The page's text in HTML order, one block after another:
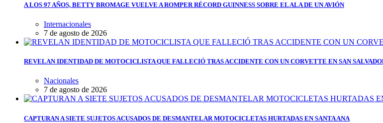
A LOS 97 AÑOS, BETTY BROMAGE VUELVE A ROMPER RÉCORD GUINNESS SOBRE EL ALA DE UN AVIÓN
Internacionales
7 de agosto de 2026
REVELAN IDENTIDAD DE MOTOCICLISTA QUE FALLECIÓ TRAS ACCIDENTE CON UN CORVETTE EN SAN
Nacionales
7 de agosto de 2026
CAPTURAN A SIETE SUJETOS ACUSADOS DE DESMANTELAR MOTOCICLETAS HURTADAS EN SANTA ANA